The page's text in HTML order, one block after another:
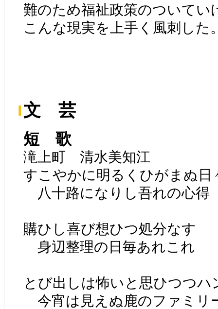
難のため福祉政策のついてい
こんな現実を上手く風刺した
文 芸
短 歌
滝上町 清水美知江
すこやかに明るくひがまぬ日
八十路になりし吾れの心得
購ひし喜び想ひつ処分なす
身辺整理の日毎あれこれ
とび出しは怖いと思ひつつハ
今宵は見えぬ鹿のファミリ